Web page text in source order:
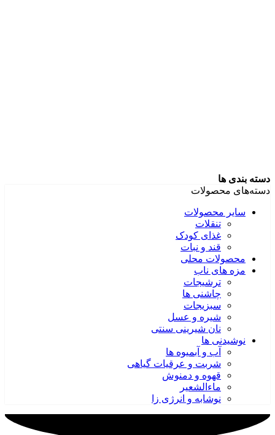
دسته بندی ها
دسته‌های محصولات
سایر محصولات
تنقلات
غذای کودک
قند و نبات
محصولات محلی
مزه های ناب
ترشیجات
چاشنی ها
سبزیجات
شیره و عسل
نان شیرینی سنتی
نوشیدنی ها
آب و آبمیوه ها
شربت و عرقیات گیاهی
قهوه و دمنوش
ماءالشعیر
نوشابه و انرژی زا